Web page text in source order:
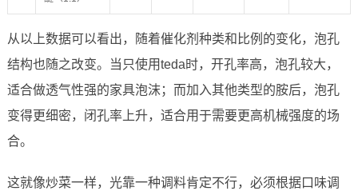
从以上数据可以看出，随着催化剂种类和比例的变化，泡孔
结构也随之改变。当只使用teda时，开孔率高，泡孔较大，
适合做透气性强的家具泡沫；而加入其他类型的胺后，泡孔
变得更细密，闭孔率上升，适合用于需要更高机械强度的场
合。
这就像炒菜一样，光靠一种调料肯定不行，必须根据口味调